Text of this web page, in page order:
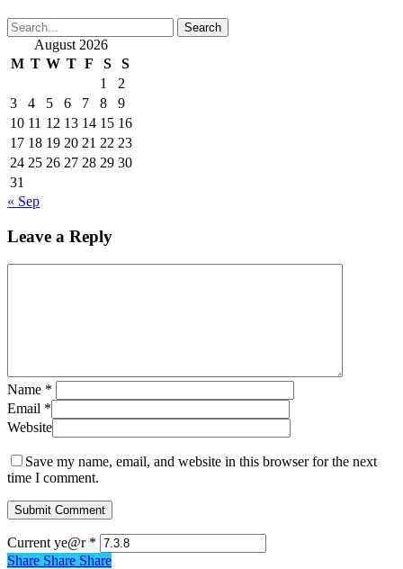
Search
August 2026
M T W T F S
S
1
2
3
4 5 6 7 8
9
10 11 12 13 14 15 16
17 18 19 20 21 22 23
24 25 26 27 28 29 30
31
« Sep
Leave a Reply
Name *
Email *
Website
Save my name, email, and website in this browser for the next
time I comment.
Current ye@r *
Share Share Share